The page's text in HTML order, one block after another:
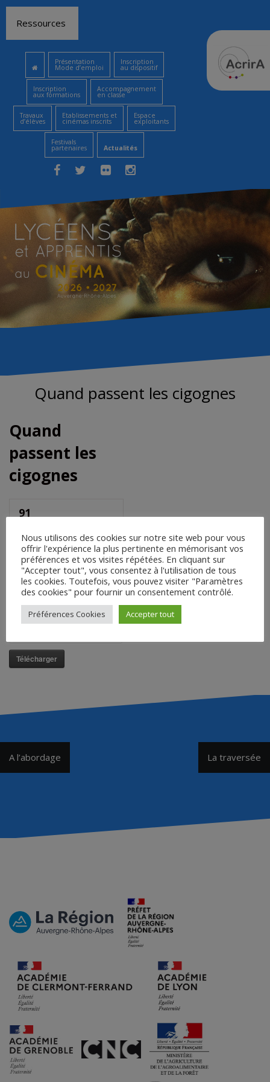
contenu
Ressources
Présentation
Mode d’emploi
Inscription
au dispositif
Inscription
aux formations
Accompagnement
en classe
Travaux
d’élèves
Etablissements et
cinémas inscrits
Espace
exploitants
Festivals
partenaires Actualités
Quand passent les cigognes
Quand
passent les
cigognes
91
Quand passent les
cigognes
Saisir le mot de passe pour
télécharger :
Télécharger
Navigation
de
A l’abordage La traversée
Nous utilisons des cookies sur notre site web pour vous
offrir l'expérience la plus pertinente en mémorisant vos
préférences et vos visites répétées. En cliquant sur
"Accepter tout", vous consentez à l'utilisation de tous
les cookies. Toutefois, vous pouvez visiter "Paramètres
des cookies" pour fournir un consentement contrôlé.
Préférences Cookies Accepter tout